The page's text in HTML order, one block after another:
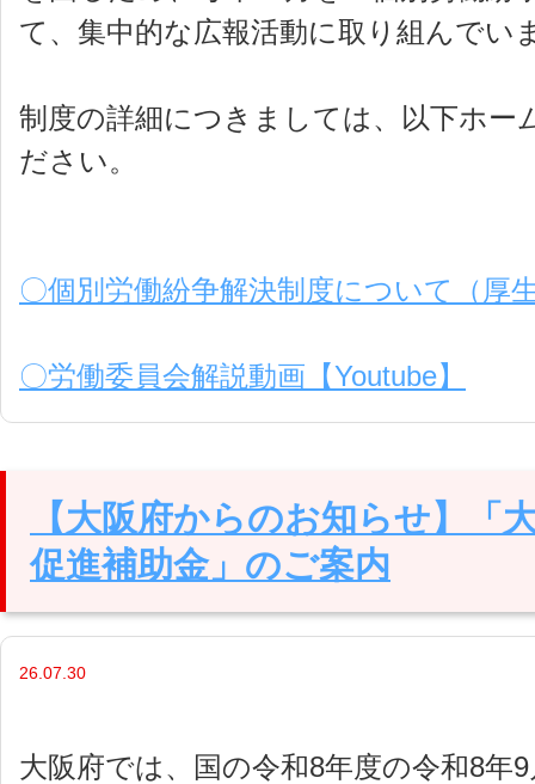
て、集中的な広報活動に取り組んでい
制度の詳細につきましては、以下ホー
ださい。
〇個別労働紛争解決制度について（厚
〇労働委員会解説動画【Youtube】
【大阪府からのお知らせ】「
促進補助金」のご案内
26.07.30
大阪府では、国の令和8年度の令和8年